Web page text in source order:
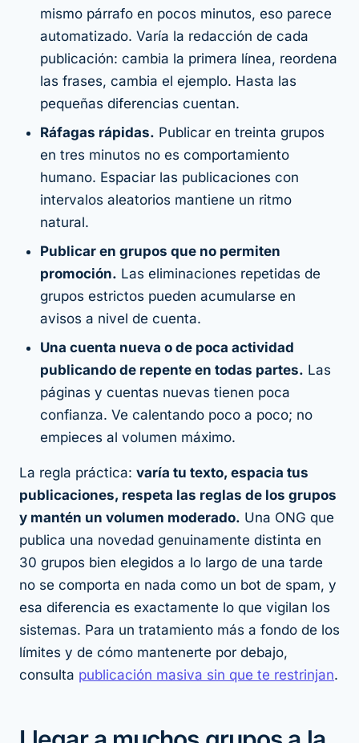
mismo párrafo en pocos minutos, eso parece
automatizado. Varía la redacción de cada
publicación: cambia la primera línea, reordena
las frases, cambia el ejemplo. Hasta las
pequeñas diferencias cuentan.
Ráfagas rápidas. Publicar en treinta grupos
en tres minutos no es comportamiento
humano. Espaciar las publicaciones con
intervalos aleatorios mantiene un ritmo
natural.
Publicar en grupos que no permiten
promoción. Las eliminaciones repetidas de
grupos estrictos pueden acumularse en
avisos a nivel de cuenta.
Una cuenta nueva o de poca actividad
publicando de repente en todas partes. Las
páginas y cuentas nuevas tienen poca
confianza. Ve calentando poco a poco; no
empieces al volumen máximo.
La regla práctica: varía tu texto, espacia tus
publicaciones, respeta las reglas de los grupos
y mantén un volumen moderado. Una ONG que
publica una novedad genuinamente distinta en
30 grupos bien elegidos a lo largo de una tarde
no se comporta en nada como un bot de spam, y
esa diferencia es exactamente lo que vigilan los
sistemas. Para un tratamiento más a fondo de los
límites y de cómo mantenerte por debajo,
consulta publicación masiva sin que te restrinjan.